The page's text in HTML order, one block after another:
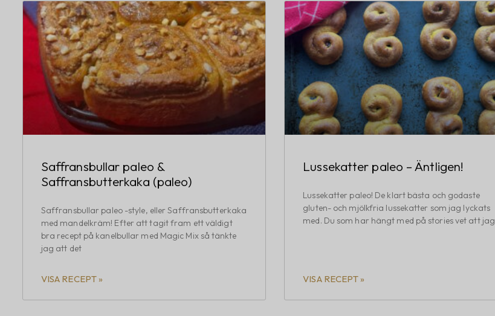
Saffransbullar paleo &
Saffransbutterkaka (paleo)
Saffransbullar paleo -style, eller Saffransbutterkaka
med mandelkräm! Efter att tagit fram ett väldigt
bra recept på kanelbullar med Magic Mix så tänkte
jag att det
VISA RECEPT »
Lussekatter paleo – Äntligen!
Lussekatter paleo! De klart bästa och godaste
gluten- och mjölkfria lussekatter som jag lyckats
med. Du som har hängt med på stories vet att jag
VISA RECEPT »